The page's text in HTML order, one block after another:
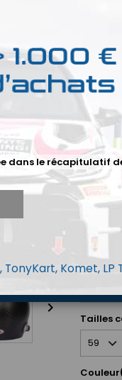

Le
de
casque
en
menton
isolation
du
son et
haut-
de bruit,
Tailles
dans le récapitulatif
Komet, LP